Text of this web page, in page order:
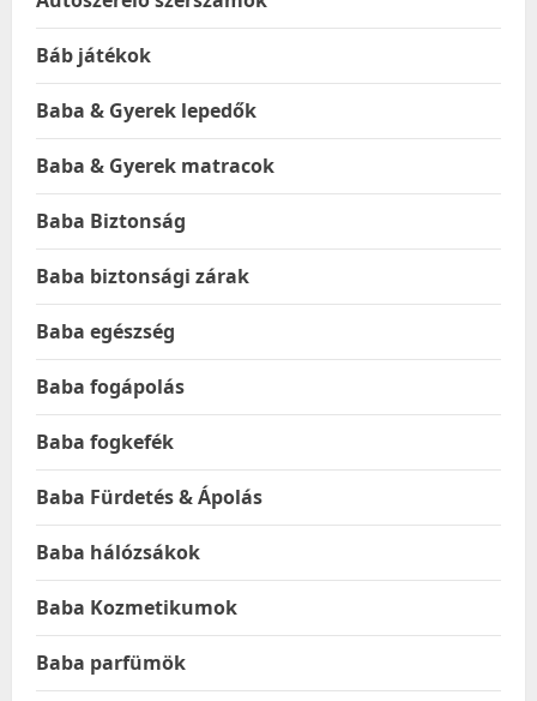
Báb játékok
Baba & Gyerek lepedők
Baba & Gyerek matracok
Baba Biztonság
Baba biztonsági zárak
Baba egészség
Baba fogápolás
Baba fogkefék
Baba Fürdetés & Ápolás
Baba hálózsákok
Baba Kozmetikumok
Baba parfümök